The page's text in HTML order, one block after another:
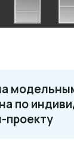
NEO 14
по
проекту